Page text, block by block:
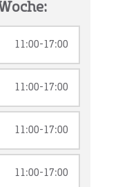
11:00-17:00
11:00-17:00
11:00-17:00
11:00-17:00